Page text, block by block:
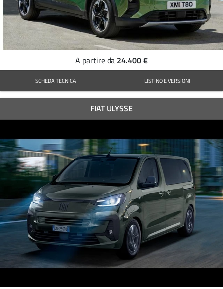
A partire da 24.400 €
SCHEDA TECNICA LISTINO E VERSIONI
FIAT ULYSSE